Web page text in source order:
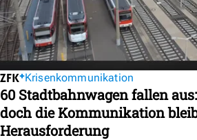
Krisenkommunikation
60 Stadtbahnwagen fallen
doch die Kommunikation
Herausforderung